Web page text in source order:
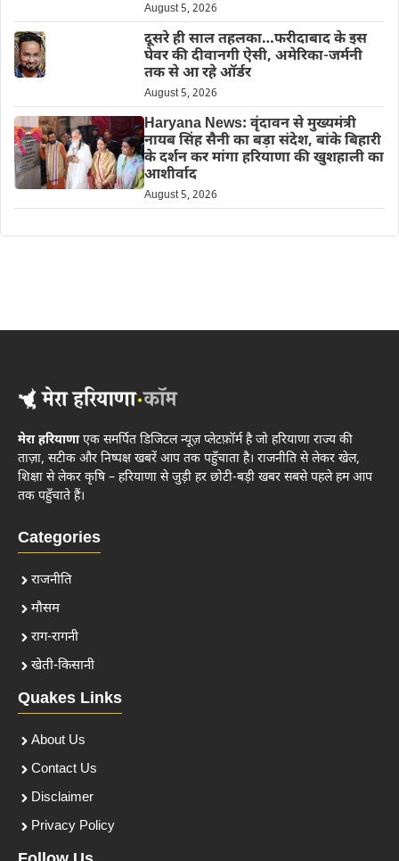
August 5, 2026
दूसरे ही साल तहलका…फरीदाबाद के इस
घेवर की दीवानगी ऐसी, अमेरिका-जर्मनी
तक से आ रहे ऑर्डर
August 5, 2026
Haryana News: वृंदावन से मुख्यमंत्री
नायब सिंह सैनी का बड़ा संदेश, बांके बिहारी
के दर्शन कर मांगा हरियाणा की खुशहाली का
आशीर्वाद
August 5, 2026
मेरा हरियाणाएक समर्पित डिजिटल न्यूज़ प्लेटफ़ॉर्म है जो हरियाणा राज्य की
ताज़ा, सटीक और निष्पक्ष खबरें आप तक पहुँचाता है। राजनीति से लेकर खेल,
शिक्षा से लेकर कृषि – हरियाणा से जुड़ी हर छोटी-बड़ी खबर सबसे पहले हम आप
तक पहुँचाते हैं।
Categories
राजनीति
मौसम
राग-रागनी
खेती-किसानी
Quakes Links
About Us
Contact Us
Disclaimer
Privacy Policy